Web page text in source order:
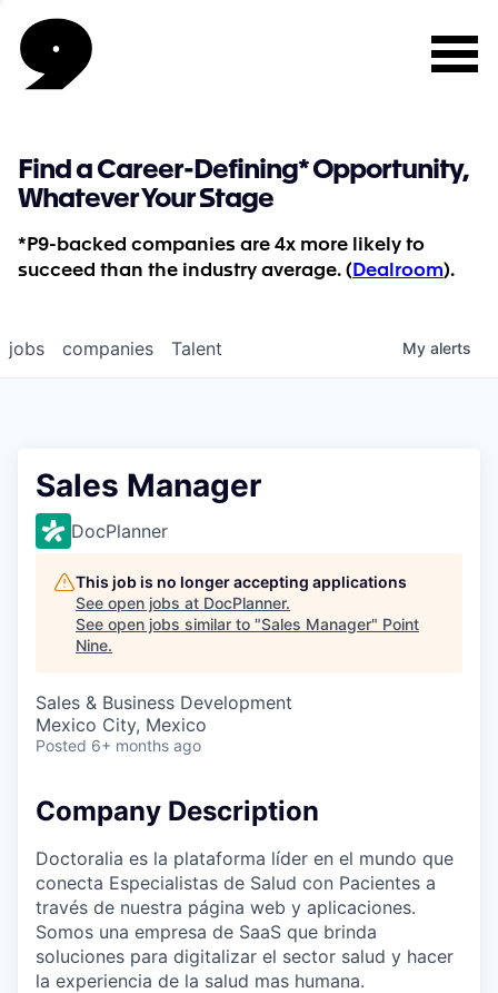
Find a Career-Defining* Opportunity,
Whatever Your Stage
*P9-backed companies are 4x more likely to
succeed than the industry average. ( Dealroom).
jobs companies Talent My alerts
Sales Manager
DocPlanner
This job is no longer accepting applications
See open jobs at DocPlanner.
See open jobs similar to "Sales Manager" Point
Nine.
Sales & Business Development
Mexico City, Mexico
Posted 6+ months ago
Company Description
Doctoralia es la plataforma líder en el mundo que
conecta Especialistas de Salud con Pacientes a
través de nuestra página web y aplicaciones.
Somos una empresa de SaaS que brinda
soluciones para digitalizar el sector salud y hacer
la experiencia de la salud mas humana.